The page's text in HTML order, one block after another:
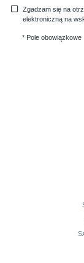
Zgadzam się na
elektroniczną na
* Pole obowiązkowe